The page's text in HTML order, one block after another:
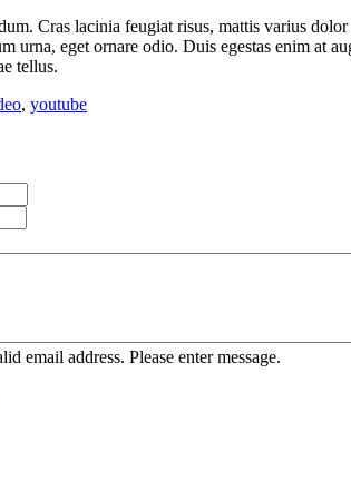
Cras lacinia feugiat risus, mattis varius
urna, eget ornare odio. Duis egestas enim at
tellus.
, youtube
email address. Please enter message.